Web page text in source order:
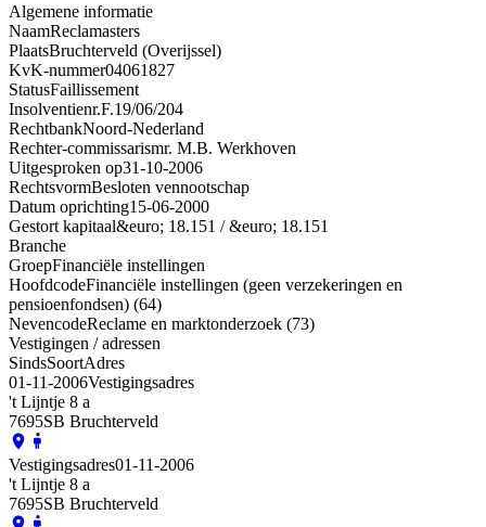
Algemene informatie
NaamReclamasters
PlaatsBruchterveld (Overijssel)
KvK-nummer04061827
StatusFaillissement
Insolventienr.F.19/06/204
RechtbankNoord-Nederland
Rechter-commissarismr. M.B. Werkhoven
Uitgesproken op31-10-2006
RechtsvormBesloten vennootschap
Datum oprichting15-06-2000
Gestort kapitaal&euro; 18.151 / &euro; 18.151
Branche
GroepFinanciële instellingen
HoofdcodeFinanciële instellingen (geen verzekeringen en
pensioenfondsen) (64)
NevencodeReclame en marktonderzoek (73)
Vestigingen / adressen
SindsSoortAdres
01-11-2006Vestigingsadres
't Lijntje 8 a
7695SB Bruchterveld
Vestigingsadres01-11-2006
't Lijntje 8 a
7695SB Bruchterveld